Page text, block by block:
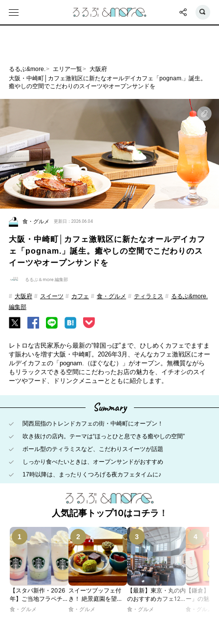
るるぶ&more. エリア一覧
大阪府
大阪・中崎町│カフェ激戦区に新たなオールデイカフェ「pognam.」誕生。
癒やしの空間でこだわりのスイーツやオープンサンドを
食・グルメ 更新日：2026.06.04
大阪・中崎町│カフェ激戦区に新たなオールデイカフ
ェ「pognam.」誕生。癒やしの空間でこだわりのス
イーツやオープンサンドを
るるぶ＆more.編集部
大阪府 スイーツ カフェ 食・グルメ ティラミス
るるぶ&more.
編集部
レトロな古民家系から最新の“韓国っぽ”まで、ひしめくカフェでますま
す賑わいを増す大阪・中崎町。2026年3月、そんなカフェ激戦区にオー
ルデイカフェの「pognam.（ぽぐなむ）」がオープン。無機質ながら
もリラックスできる空間にこだわったお店の魅力を、イチオシのスイ
ーツやフード、ドリンクメニューとともに紹介します。
Summary
関西屈指のトレンドカフェの街・中崎町にオープン！
吹き抜けの店内。テーマは“ほっとひと息できる癒やしの空間”
ボール型のティラミスなど、こだわりスイーツが話題
しっかり食べたいときは、オープンサンドがおすすめ
17時以降は、まったりくつろげる夜カフェタイムに♪
人気記事トップ10はコチラ！
【スタバ新作・2026
年】ご当地フラペチー
ノが新登場！ 地域と
食・グルメ
スイーツブッフェ付
き！ 絶景庭園を望む
ホテルレストランで味
食・グルメ
【最新】東京・丸の内
のおすすめカフェ12
選｜ひとりでゆったり
食・グルメ
【鎌倉】「
ー」の魅力
説！ 定番商
食・グルメ